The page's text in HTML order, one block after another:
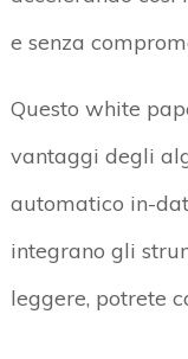
e senza
Questo white
vantaggi degli
automatico in-
integrano gli
leggere, potrete